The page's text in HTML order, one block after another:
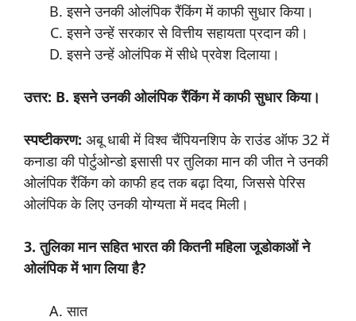
इसने उनकी ओलंपिक रैंकिंग में काफी सुधार किया।
इसने उन्हें सरकार से वित्तीय सहायता प्रदान की।
इसने उन्हें ओलंपिक में सीधे प्रवेश दिलाया।
उत्तर: B. इसने उनकी ओलंपिक रैंकिंग में काफी सुधार किया।
स्पष्टीकरण: अबू धाबी में विश्व चैंपियनशिप के राउंड ऑफ 32 में
कनाडा की पोर्टुओन्डो इसासी पर तुलिका मान की जीत ने उनकी
ओलंपिक रैंकिंग को काफी हद तक बढ़ा दिया, जिससे पेरिस
ओलंपिक के लिए उनकी योग्यता में मदद मिली।
3. तुलिका मान सहित भारत की कितनी महिला जूडोकाओं ने
ओलंपिक में भाग लिया है?
सात